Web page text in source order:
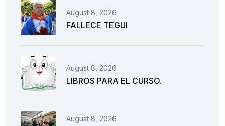
August 8, 2026
FALLECE TEGUI
August 8, 2026
LIBROS PARA EL CURSO.
August 8, 2026